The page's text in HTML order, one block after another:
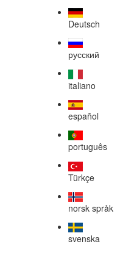
Deutsch
русский
italiano
español
português
Türkçe
norsk språk
svenska